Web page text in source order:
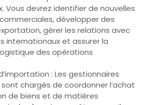
Vous devrez identifier de nouvelles
développer des
gérer les relations avec
internationaux et assurer la
des opérations
: Les gestionnaires
chargés de coordonner l’achat
de biens et de matières